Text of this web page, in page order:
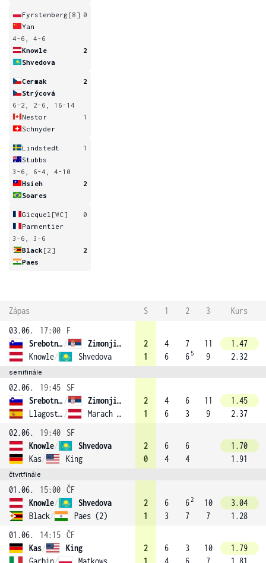
Fyrstenberg[8] 0
Yan
4-6, 4-6
Knowle
2
Shvedova
Cermak
2
Strýcová
6-2, 2-6, 16-14
Nestor
1
Schnyder
Lindstedt
1
Stubbs
3-6, 6-4, 4-10
Hsieh
2
Soares
Gicquel [WC]
0
Parmentier
3-6, 3-6
Black [2]
2
Paes
Zápas S 1 2 3
Kurs
03.06.
17:00
F
Srebotnik /
Zimonjic (6)
Knowle/ Shvedova
2
1
4
6
7
6 5
11
9
1.47
2.32
semifinále
02.06. 19:45
SF
Srebotnik /
Zimonjic (6)
Llagostera Vives / Marach (3)
2
1
4
6
6
3
11
9
1.45
2.37
02.06.
19:40
SF
Knowle/
Shvedova
Kas/ King
2
0
6
4
6
4
1.70
1.91
čtvrtfinále
01.06. 15:00 ČF
Knowle/
Shvedova
Black/ Paes (2)
2
1
6
3
62
7
10
7
3.04
1.28
01.06.
14:15 ČF
Kas/
King
Garbin/
2
1
6
4
3
6
10
7
1.79
1.81